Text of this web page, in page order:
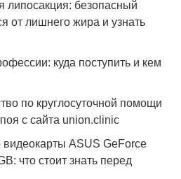
липосакция: безопасный
от лишнего жира и узнать
куда поступить и кем
по круглосуточной помощи
с сайта union.clinic
ASUS GeForce
что стоит знать перед